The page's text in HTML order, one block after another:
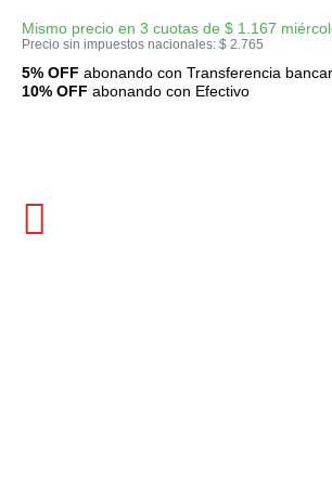
Mismo precio en 3 cuotas de $ 1.167
Precio sin impuestos nacionales: $ 2.765
5% OFF abonando con Transferencia
10% OFF abonando con Efectivo